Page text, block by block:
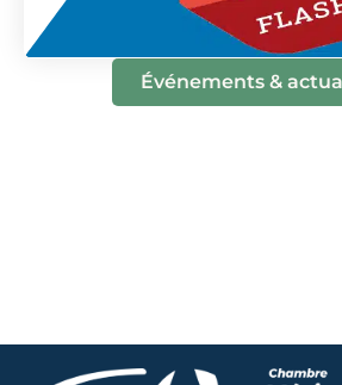
Événements &